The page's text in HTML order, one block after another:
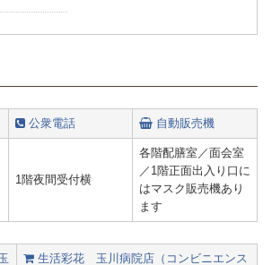
公衆電話 自動販売機
1階夜間受付横
各階配膳室／面会室
／1階正面出入り口に
はマスク販売機あり
ます
生活彩花 玉川病院店（コンビニエンス